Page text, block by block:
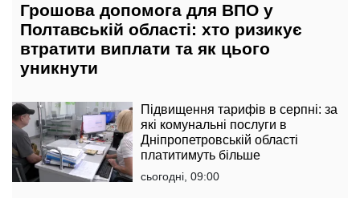
Грошова допомога для ВПО у
Полтавській області: хто ризикує
втратити виплати та як цього
уникнути
Підвищення тарифів в серпні: за
які комунальні послуги в
Дніпропетровській області
платитимуть більше
сьогодні, 09:00